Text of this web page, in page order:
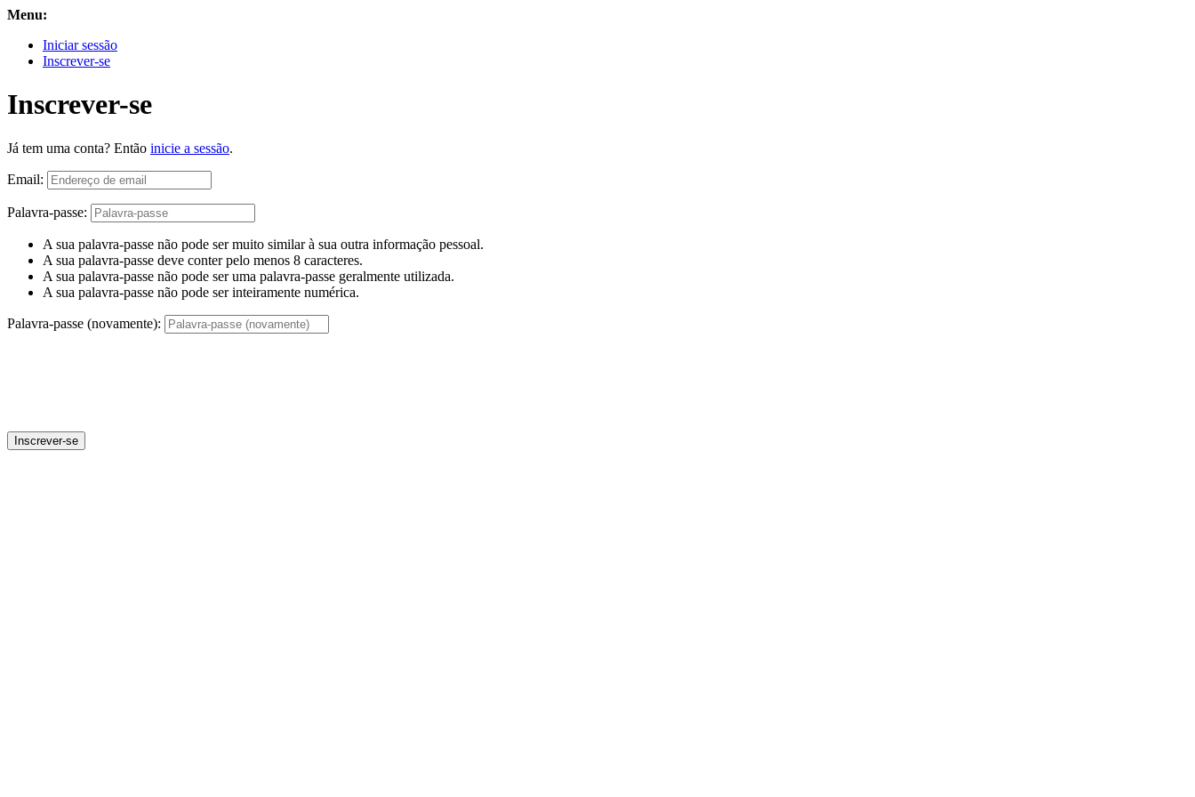
Menu:
Iniciar sessão
Inscrever-se
Inscrever-se
Já tem uma conta? Então inicie a sessão.
Email:
Palavra-passe:
A sua palavra-passe não pode ser muito similar à sua outra informação pessoal.
A sua palavra-passe deve conter pelo menos 8 caracteres.
A sua palavra-passe não pode ser uma palavra-passe geralmente utilizada.
A sua palavra-passe não pode ser inteiramente numérica.
Palavra-passe (novamente):
Inscrever-se